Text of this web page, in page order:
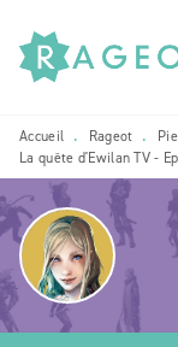
MENU
PIED DE PAGE
Accueil • Rageot •
La quête d'Ewilan TV -